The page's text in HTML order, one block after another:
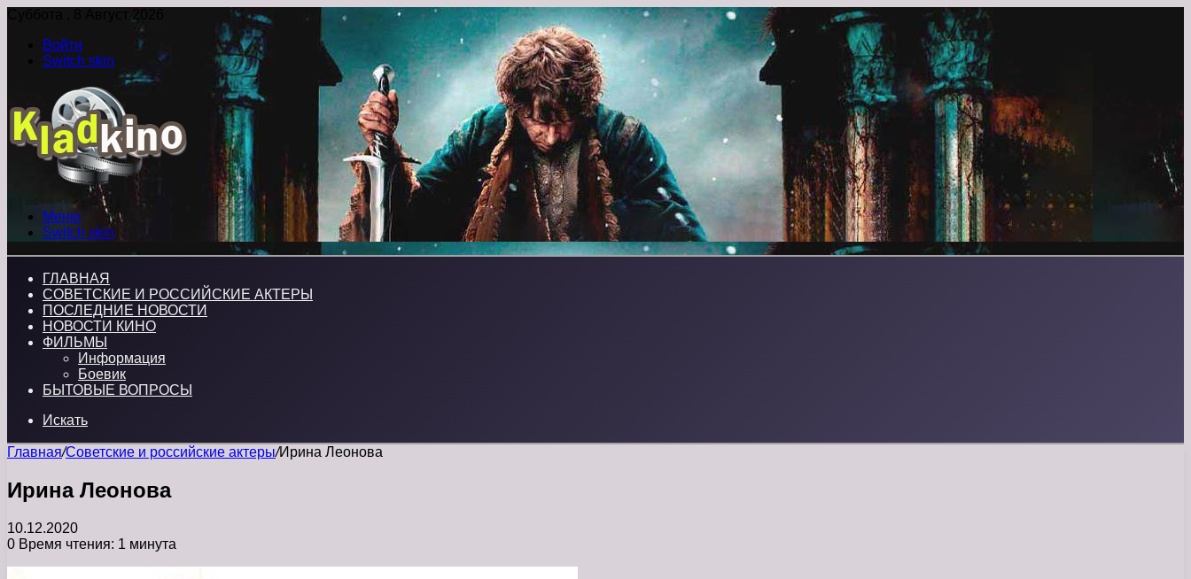
Суббота , 8 Август 2026
Войти
Switch skin
Меню
Switch skin
ГЛАВНАЯ
СОВЕТСКИЕ И РОССИЙСКИЕ АКТЕРЫ
ПОСЛЕДНИЕ НОВОСТИ
НОВОСТИ КИНО
ФИЛЬМЫ
Информация
Боевик
БЫТОВЫЕ ВОПРОСЫ
Искать
Главная/Советские и российские актеры/Ирина Леонова
Ирина Леонова
10.12.2020
0 Время чтения: 1 минута